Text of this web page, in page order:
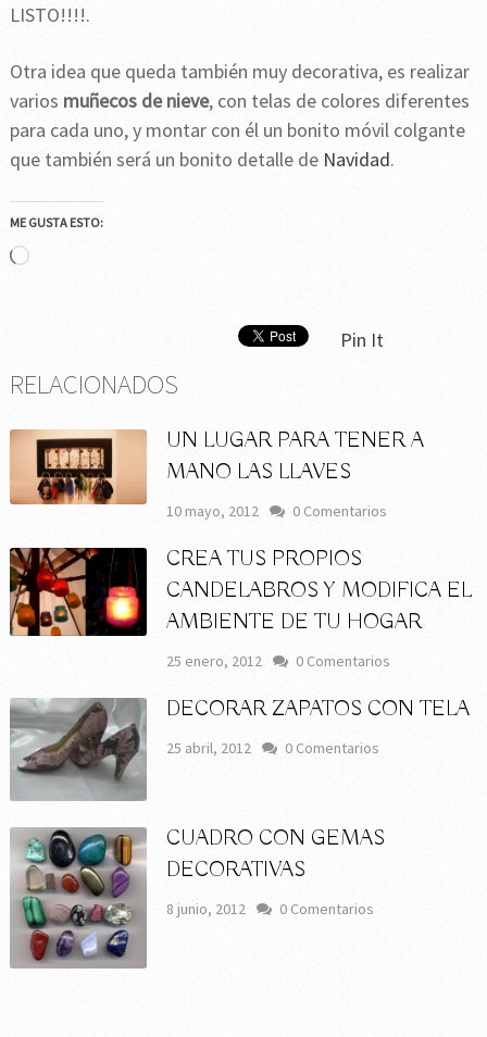
LISTO!!!!.
Otra idea que queda también muy decorativa, es realizar
varios muñecos de nieve, con telas de colores diferentes
para cada uno, y montar con él un bonito móvil colgante
que también será un bonito detalle de Navidad.
ME GUSTA ESTO:
Cargando...
Pin It
RELACIONADOS
UN LUGAR PARA TENER A
MANO LAS LLAVES
10 mayo, 2012 0 Comentarios
CREA TUS PROPIOS
CANDELABROS Y MODIFICA EL
AMBIENTE DE TU HOGAR
25 enero, 2012 0 Comentarios
DECORAR ZAPATOS CON TELA
25 abril, 2012 0 Comentarios
CUADRO CON GEMAS
DECORATIVAS
8 junio, 2012 0 Comentarios